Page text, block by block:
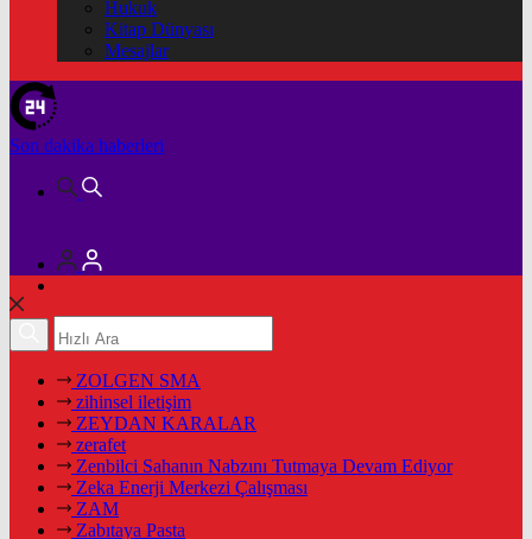
Hukuk
Kitap Dünyası
Mesajlar
Son dakika haberleri
ZOLGEN SMA
zihinsel iletişim
ZEYDAN KARALAR
zerafet
Zenbilci Sahanın Nabzını Tutmaya Devam Ediyor
Zeka Enerji Merkezi Çalışması
ZAM
Zabıtaya Pasta